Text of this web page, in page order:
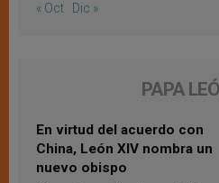
« Oct Dic »
PAPA
En virtud del acuerdo con
China, León XIV nombra un
nuevo obispo